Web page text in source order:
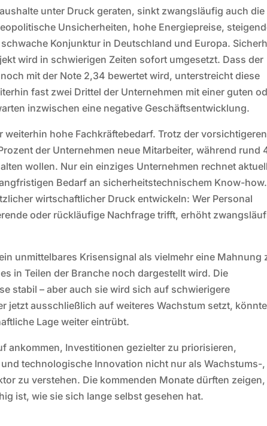
unter Druck geraten, sinkt zwangsläufig auch die
Unsicherheiten, hohe Energiepreise,
Konjunktur in Deutschland und Europa.
wird in schwierigen Zeiten sofort umgesetzt. Dass der
mit der Note 2,34 bewertet wird, unterstreicht diese
fast zwei Drittel der Unternehmen mit einer guten
inzwischen eine negative Geschäftsentwicklung.
hohe Fachkräftebedarf. Trotz der vorsichtigeren
der Unternehmen neue Mitarbeiter, während rund
wollen. Nur ein einziges Unternehmen rechnet
Bedarf an sicherheitstechnischem Know-how.
wirtschaftlicher Druck entwickeln: Wer Personal
oder rückläufige Nachfrage trifft, erhöht
unmittelbares Krisensignal als vielmehr eine Mahnung
in Teilen der Branche noch dargestellt wird. Die
stabil – aber auch sie wird sich auf schwierigere
jetzt ausschließlich auf weiteres Wachstum setzt, könnte
Lage weiter eintrübt.
ankommen, Investitionen gezielter zu priorisieren,
technologische Innovation nicht nur als Wachstums-,
zu verstehen. Die kommenden Monate dürften zeigen,
ist, wie sie sich lange selbst gesehen hat.